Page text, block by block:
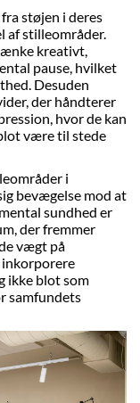
støjen i deres
af stilleområder.
kreativt,
pause, hvilket
Desuden
der håndterer
hvor de kan
være til stede
i
bevægelse mod at
sundhed er
der fremmer
vægt på
inkorporere
ikke blot som
samfundets